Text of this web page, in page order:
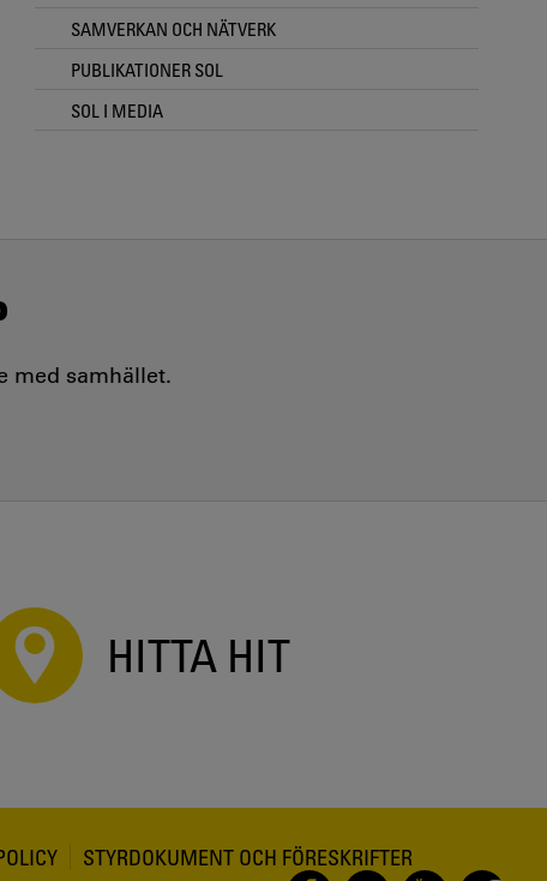
SAMVERKAN OCH NÄTVERK
PUBLIKATIONER SOL
SOL I MEDIA
med samhället.
HITTA HIT
STYRDOKUMENT OCH FÖRESKRIFTER